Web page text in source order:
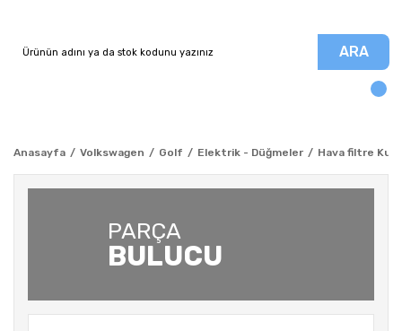
ARA
Anasayfa Volkswagen Golf Elektrik - Düğmeler Hava filtre
PARÇA
BULUCU